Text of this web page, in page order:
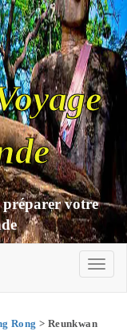
préparer votre
Rong > Reunkwan